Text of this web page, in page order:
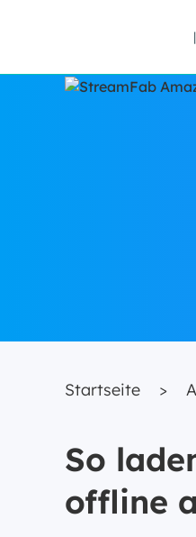
Startseite >
So
offline